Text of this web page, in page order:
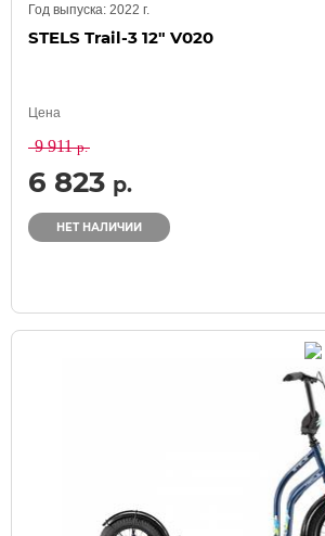
Год выпуска: 2022 г.
STELS Trail-3 12" V020
Цена
9 911р.
6 823 р.
НЕТ НАЛИЧИИ